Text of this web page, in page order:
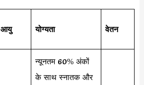
आयु योग्यता वेतन
न्यूनतम 60% अंकों
के साथ स्नातक और